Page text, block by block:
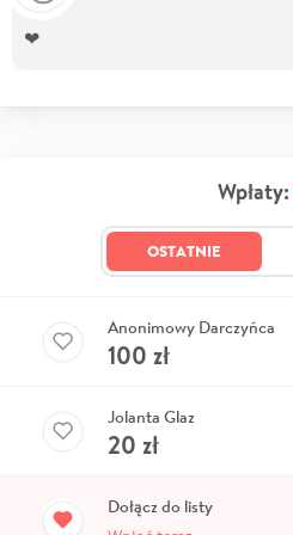
❤
Wpłaty:
OSTATNIE
Anonimowy Darczyńca
100 zł
Jolanta Glaz
20 zł
Dołącz do listy